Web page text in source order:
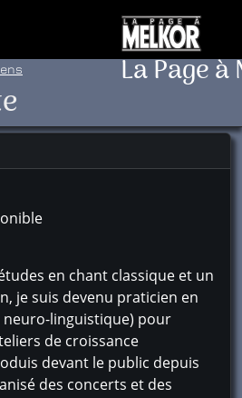
La Page
en chant classique et un
je suis devenu praticien en
neuro-linguistique) pour
de croissance
devant le public depuis
des concerts et des